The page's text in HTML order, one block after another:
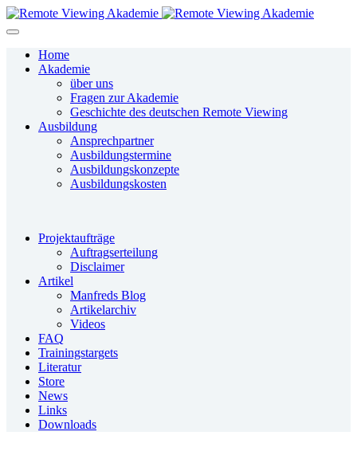
Home
Akademie
über uns
Fragen zur Akademie
Geschichte des deutschen Remote Viewing
Ausbildung
Ansprechpartner
Ausbildungstermine
Ausbildungskonzepte
Ausbildungskosten
Projektaufträge
Auftragserteilung
Disclaimer
Artikel
Manfreds Blog
Artikelarchiv
Videos
FAQ
Trainingstargets
Literatur
Store
News
Links
Downloads